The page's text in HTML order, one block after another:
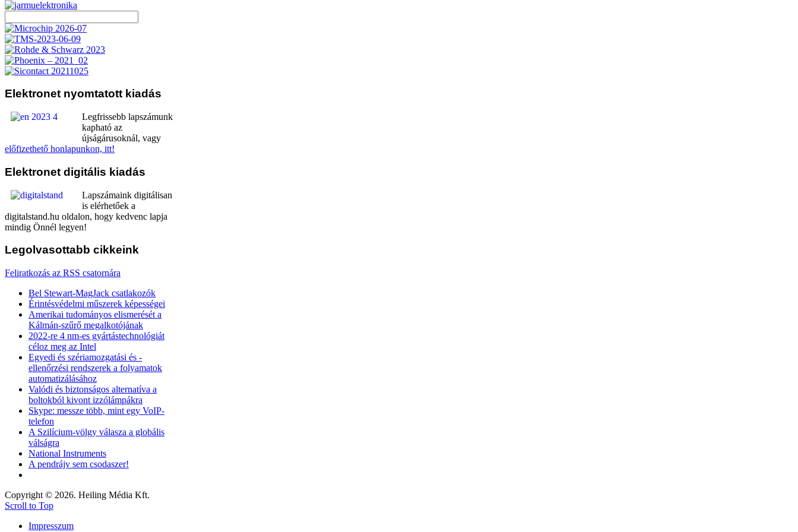
Elektronet nyomtatott kiadás
Legfrissebb lapszámunk
kapható az
újságárusoknál, vagy
előfizethető honlapunkon, itt!
Elektronet digitális kiadás
Lapszámaink digitálisan
is elérhetőek a
digitalstand.hu oldalon, hogy kedvenc lapja
mindig Önnél legyen!
Legolvasottabb cikkeink
Feliratkozás az RSS csatornára
Bel Stewart-MagJack csatlakozók
Érintésvédelmi műszerek képességei
Amerikai tudományos elismerését a
Kálmán-szűrő megalkotójának
2022-re 4 nm-es gyártástechnológiát
céloz meg az Intel
Egyedi és szériamozgatási és -
ellenőrzési rendszerek a folyamatok
automatizálásához
Valódi és biztonságos alternatíva a
boltokból kivont izzólámpákra
Skype: messze több, mint egy VoIP-
telefon
A Szilícium-völgy válasza a globális
válságra
National Instruments
A pendrájv sem csodaszer!
Copyright © 2026. Heiling Média Kft.
Scroll to Top
Impresszum